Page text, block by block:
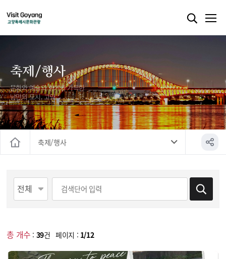
축제/행사
문화와 예술의 향기가 가득한
낭만의 도시, 고양
축제/행사
총 개수 : 39건 페이지 : 1/12